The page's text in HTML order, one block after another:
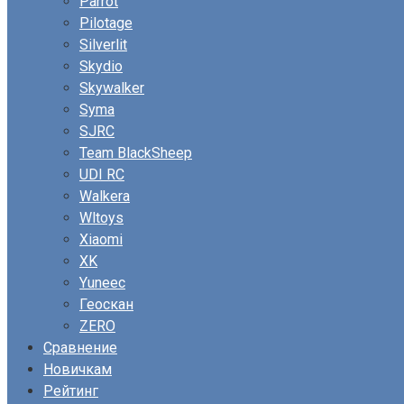
Pilotage
Silverlit
Skydio
Skywalker
Syma
SJRC
Team BlackSheep
UDI RC
Walkera
Wltoys
Xiaomi
XK
Yuneec
Геоскан
ZERO
Сравнение
Новичкам
Рейтинг